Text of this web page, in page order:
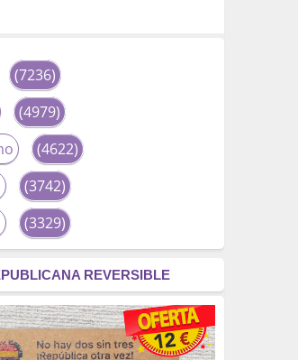
(7236)
(4979)
(4622)
(3742)
(3329)
(2677)
(2320)
REVERSIBLE